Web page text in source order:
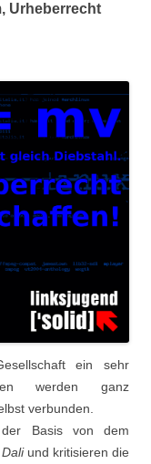
Urheberrecht
ein sehr
werden ganz
verbunden.
Basis von dem
Daliund kritisieren die